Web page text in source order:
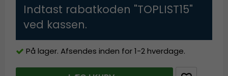
Indtast rabatkoden "TOPLIST15"
ved kassen.
På lager. Afsendes inden for 1-2 hverdage.